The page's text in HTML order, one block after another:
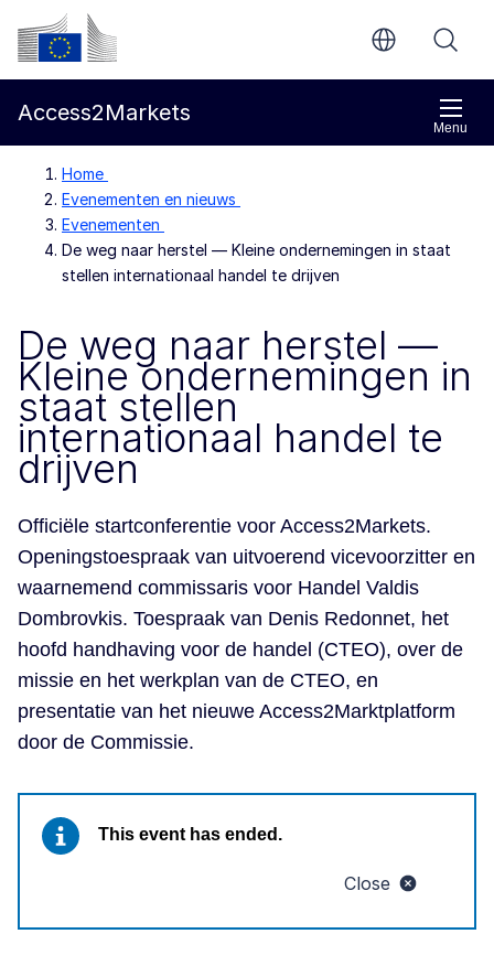
Direct naar de inhoud
Europese Commissie
Menu
Access2Markets
Home
Evenementen en nieuws
Evenementen
De weg naar herstel — Kleine ondernemingen in staat
stellen internationaal handel te drijven
De weg naar herstel —
Kleine ondernemingen in
staat stellen
internationaal handel te
drijven
Officiële startconferentie voor Access2Markets.
Openingstoespraak van uitvoerend vicevoorzitter en
waarnemend commissaris voor Handel Valdis
Dombrovkis. Toespraak van Denis Redonnet, het
hoofd handhaving voor de handel (CTEO), over de
missie en het werkplan van de CTEO, en
presentatie van het nieuwe Access2Marktplatform
door de Commissie.
Close
This event has ended.